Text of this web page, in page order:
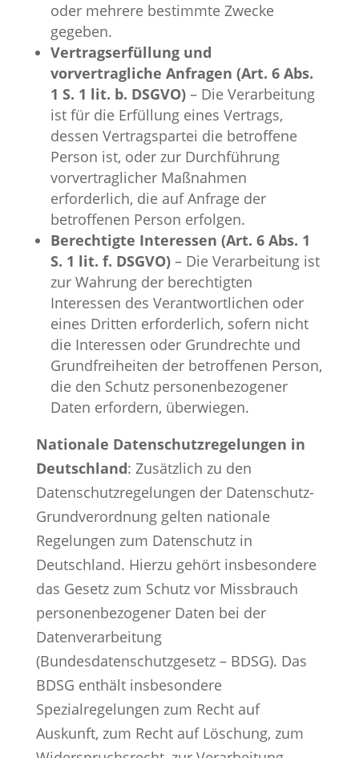
oder mehrere bestimmte Zwecke
gegeben.
Vertragserfüllung und
vorvertragliche Anfragen (Art. 6 Abs.
1 S. 1 lit. b. DSGVO)– Die Verarbeitung
ist für die Erfüllung eines Vertrags,
dessen Vertragspartei die betroffene
Person ist, oder zur Durchführung
vorvertraglicher Maßnahmen
erforderlich, die auf Anfrage der
betroffenen Person erfolgen.
Berechtigte Interessen (Art. 6 Abs. 1
S. 1 lit. f. DSGVO)– Die Verarbeitung ist
zur Wahrung der berechtigten
Interessen des Verantwortlichen oder
eines Dritten erforderlich, sofern nicht
die Interessen oder Grundrechte und
Grundfreiheiten der betroffenen Person,
die den Schutz personenbezogener
Daten erfordern, überwiegen.
Nationale Datenschutzregelungen in
Deutschland: Zusätzlich zu den
Datenschutzregelungen der Datenschutz-
Grundverordnung gelten nationale
Regelungen zum Datenschutz in
Deutschland. Hierzu gehört insbesondere
das Gesetz zum Schutz vor Missbrauch
personenbezogener Daten bei der
Datenverarbeitung
(Bundesdatenschutzgesetz – BDSG). Das
BDSG enthält insbesondere
Spezialregelungen zum Recht auf
Auskunft, zum Recht auf Löschung, zum